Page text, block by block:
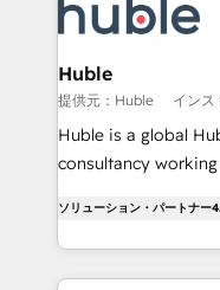
Slash months from
Click "Contact
Integration
of your tech stack, syncing...
WooCommerce 💲
Netsuite 🤖
the rare Advanced
Accreditation, securely
Huble
提供元：Huble インス
Huble is a global
consultancy
the strategy,
HubSpot into a
HubSpot's Global
ソリューション・パートナー